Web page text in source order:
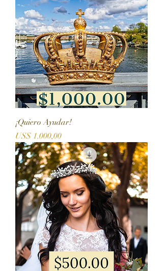
¡Quiero Ayudar!
Precio
US$ 1.000,00